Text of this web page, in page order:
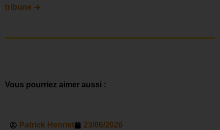
tribune →
Vous pourriez aimer aussi :
Patrick Henriet
23/06/2026